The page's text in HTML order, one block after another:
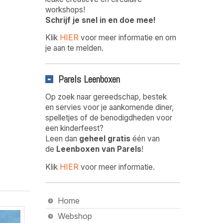
workshops!
Schrijf je snel in en doe mee!
Klik HIER voor meer informatie en om
je aan te melden.
Parels Leenboxen
Op zoek naar gereedschap, bestek
en servies voor je aankomende diner,
spelletjes of de benodigdheden voor
een kinderfeest?
Leen dan geheel gratis één van
de Leenboxen van Parels!
Klik HIER voor meer informatie.
Home
Webshop